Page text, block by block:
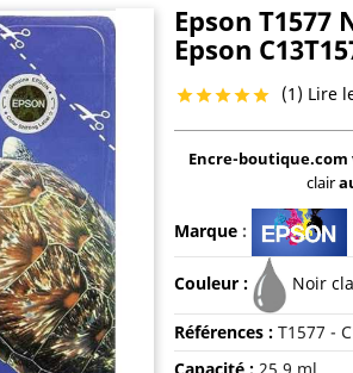
Epson
Epson
 (1) Lire
Encre-boutique.com
clair
Marque:
Couleur : Noir
Références : T1577 -
Capacité : 25.9 ml